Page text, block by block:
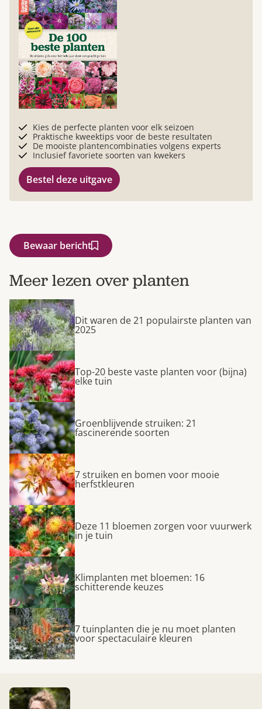
Kies de perfecte planten voor elk seizoen
Praktische kweektips voor de beste resultaten
De mooiste plantencombinaties volgens experts
Inclusief favoriete soorten van kwekers
Bestel deze uitgave
Bewaar bericht
Meer lezen over planten
Dit waren de 21 populairste planten van
2025
Top-20 beste vaste planten voor (bijna)
elke tuin
Groenblijvende struiken: 21
fascinerende soorten
7 struiken en bomen voor mooie
herfstkleuren
Deze 11 bloemen zorgen voor vuurwerk
in je tuin
Klimplanten met bloemen: 16
schitterende keuzes
7 tuinplanten die je nu moet planten
voor spectaculaire kleuren